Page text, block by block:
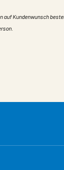
auf Kundenwunsch